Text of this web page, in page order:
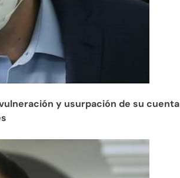
y usurpación de su cuenta